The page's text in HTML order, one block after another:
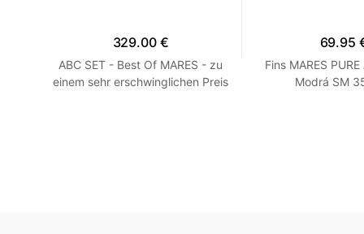
329.00 €
ABC SET - Best Of MARES - zu
einem sehr erschwinglichen Preis
69.95
Fins MARES
Modrá SM